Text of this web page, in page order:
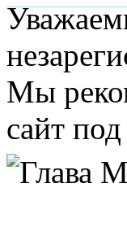
Мы
сайт